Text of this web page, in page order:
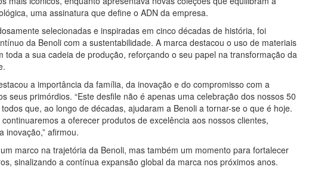
uma assinatura que define o ADN da empresa.
selecionadas e inspiradas em cinco décadas de história, foi
da Benoli com a sustentabilidade. A marca destacou o uso de materiais
toda a sua cadeia de produção, reforçando o seu papel na transformação da
a importância da família, da inovação e do compromisso com a
seus primórdios. “Este desfile não é apenas uma celebração dos nossos 50
que, ao longo de décadas, ajudaram a Benoli a tornar-se o que é hoje.
a oferecer produtos de excelência aos nossos clientes,
inovação,” afirmou.
marco na trajetória da Benoli, mas também um momento para fortalecer
sinalizando a contínua expansão global da marca nos próximos anos.